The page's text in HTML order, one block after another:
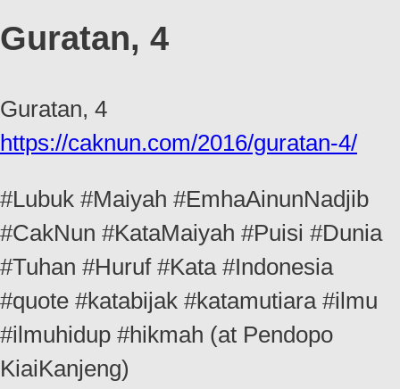
Guratan, 4
Guratan, 4
https://caknun.com/2016/guratan-4/
#Lubuk #Maiyah #EmhaAinunNadjib
#CakNun #KataMaiyah #Puisi #Dunia
#Tuhan #Huruf #Kata #Indonesia
#quote #katabijak #katamutiara #ilmu
#ilmuhidup #hikmah (at Pendopo
KiaiKanjeng)